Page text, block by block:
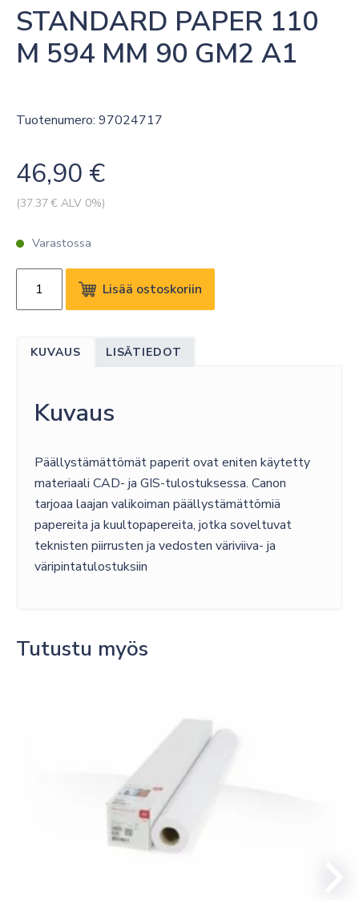
STANDARD PAPER 110
M 594 MM 90 GM2 A1
Tuotenumero: 97024717
46,90 €
(37.37€ ALV 0%)
Varastossa
IJM021
110
594
MM
GM2
määrä
Lisää ostoskoriin
KUVAUS LISÄTIEDOT
Kuvaus
Päällystämättömät paperit ovat eniten käytetty
materiaali CAD- ja GIS-tulostuksessa. Canon
tarjoaa laajan valikoiman päällystämättömiä
papereita ja kuultopapereita, jotka soveltuvat
teknisten piirrusten ja vedosten väriviiva- ja
väripintatulostuksiin
Tutustu myös